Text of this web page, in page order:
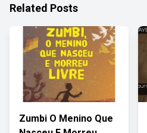
Related Posts
Zumbi O Menino Que